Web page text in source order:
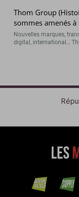
Thom Group
sommes amenés
Nouvelles marques,
digital, international…